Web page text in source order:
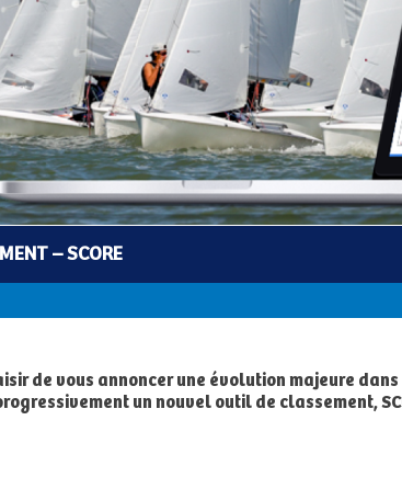
– SCORE
de vous annoncer une évolution majeure
un nouvel outil de classement,